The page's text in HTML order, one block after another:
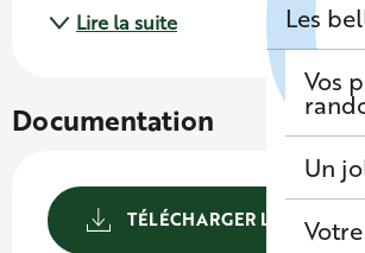
Les
Vos
Un
Lire la suite
Documentation
TÉLÉCHARGER LE